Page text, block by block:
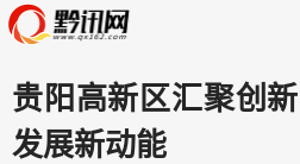
贵阳高新区汇聚创
发展新动能